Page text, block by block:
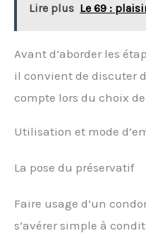
Lire plus Le 69 :
Avant d’aborder les
il convient de discuter
compte lors du choix
Utilisation et mode
La pose du préservatif
Faire usage d’un
s’avérer simple à